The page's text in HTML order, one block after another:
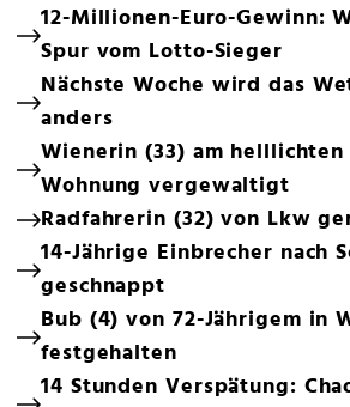
12-Millionen-Euro-Gewinn:
Spur vom Lotto-Sieger
Nächste Woche wird das
anders
Wienerin (33) am
Wohnung vergewaltigt
Radfahrerin (32) von Lkw
14-Jährige Einbrecher nach
geschnappt
Bub (4) von 72-Jährigem in
festgehalten
14 Stunden Verspätung: